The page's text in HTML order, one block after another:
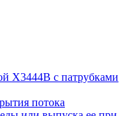
Х3444В с патрубками
потока